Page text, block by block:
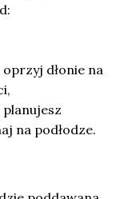
dłonie na
na podłodze.